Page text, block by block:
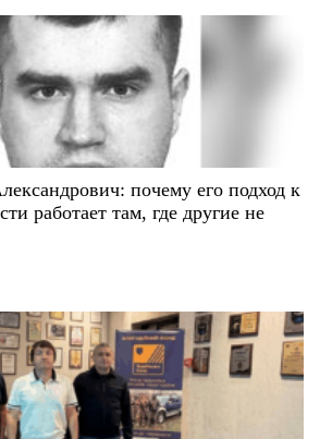
почему его подход к
работает там, где другие не